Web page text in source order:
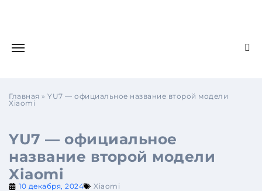
Главная » YU7 — официальное название второй модели
Xiaomi
YU7 — официальное
название второй модели
Xiaomi
10 декабря, 2024 Xiaomi